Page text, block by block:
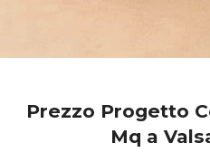
Prezzo Progetto
Mq a